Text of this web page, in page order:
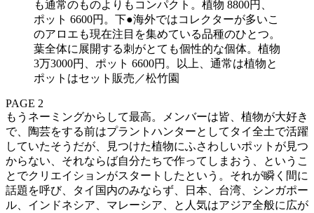
も通常のものよりもコンパクト。植物 8800円、
ポット 6600円。下●海外ではコレクターが多いこ
のアロエも現在注目を集めている品種のひとつ。
葉全体に展開する刺がとても個性的な個体。植物
3万3000円、ポット 6600円。以上、通常は植物と
ポットはセット販売／松竹園
PAGE 2
もうネーミングからして最高。メンバーは皆、植物が大好き
で、陶芸をする前はプラントハンターとしてタイ全土で活躍
していたそうだが、見つけた植物にふさわしいポットが見つ
からない、それならば自分たちで作ってしまおう、というこ
とでクリエイションがスタートしたという。それが瞬く間に
話題を呼び、タイ国内のみならず、日本、台湾、シンガポー
ル、インドネシア、マレーシア、と人気はアジア全般に広が